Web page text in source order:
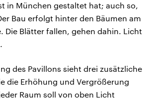
in München gestaltet hat; auch so,
Bau erfolgt hinter den Bäumen am
Die Blätter fallen, gehen dahin. Licht
des Pavillons sieht drei zusätzliche
die Erhöhung und Vergrößerung
Raum soll von oben Licht